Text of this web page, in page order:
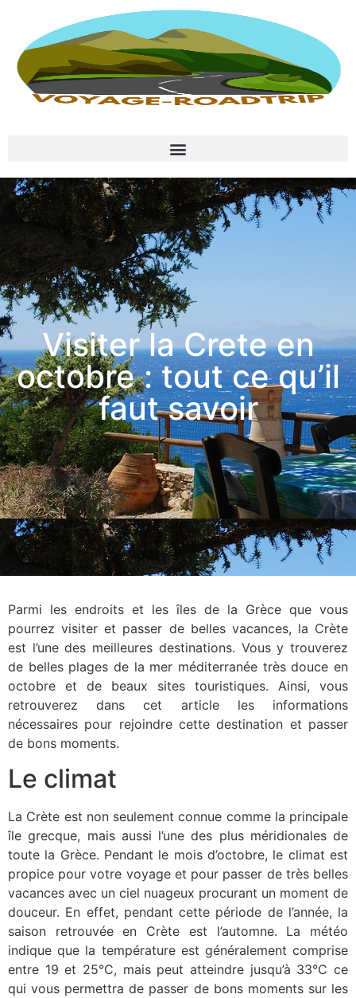
Visiter la Crete en
octobre : tout ce qu’il
faut savoir
Parmi les endroits et les îles de la Grèce que vous
pourrez visiter et passer de belles vacances, la Crète
est l’une des meilleures destinations. Vous y trouverez
de belles plages de la mer méditerranée très douce en
octobre et de beaux sites touristiques. Ainsi, vous
retrouverez dans cet article les informations
nécessaires pour rejoindre cette destination et passer
de bons moments.
Le climat
La Crète est non seulement connue comme la principale
île grecque, mais aussi l’une des plus méridionales de
toute la Grèce. Pendant le mois d’octobre, le climat est
propice pour votre voyage et pour passer de très belles
vacances avec un ciel nuageux procurant un moment de
douceur. En effet, pendant cette période de l’année, la
saison retrouvée en Crète est l’automne. La météo
indique que la température est généralement comprise
entre 19 et 25°C, mais peut atteindre jusqu’à 33°C ce
qui vous permettra de passer de bons moments sur les